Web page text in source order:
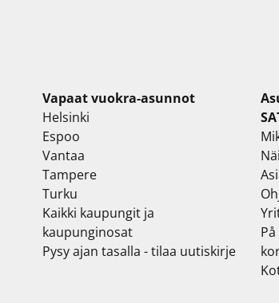
Vapaat vuokra-asunnot
Helsinki
Espoo
Vantaa
Tampere
Turku
Kaikki kaupungit ja
kaupunginosat
Pysy ajan tasalla - tilaa uutiskirje